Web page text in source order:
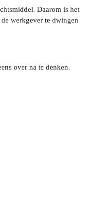
Daarom is het
werkgever te dwingen
over na te denken.